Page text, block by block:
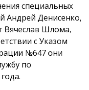
специальных
Андрей Денисенко,
Вячеслав Шлома,
с Указом
№647 они
по